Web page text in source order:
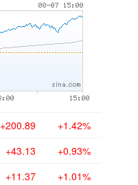
+200.89 +1.42%
+43.13 +0.93%
+11.37 +1.01%